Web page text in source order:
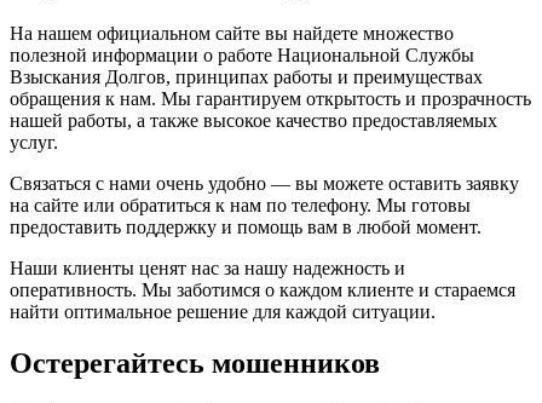
На нашем официальном сайте вы найдете множество
полезной информации о работе Национальной Службы
Взыскания Долгов, принципах работы и преимуществах
обращения к нам. Мы гарантируем открытость и прозрачность
нашей работы, а также высокое качество предоставляемых
услуг.
Связаться с нами очень удобно — вы можете оставить заявку
на сайте или обратиться к нам по телефону. Мы готовы
предоставить поддержку и помощь вам в любой момент.
Наши клиенты ценят нас за нашу надежность и
оперативность. Мы заботимся о каждом клиенте и стараемся
найти оптимальное решение для каждой ситуации.
Остерегайтесь мошенников